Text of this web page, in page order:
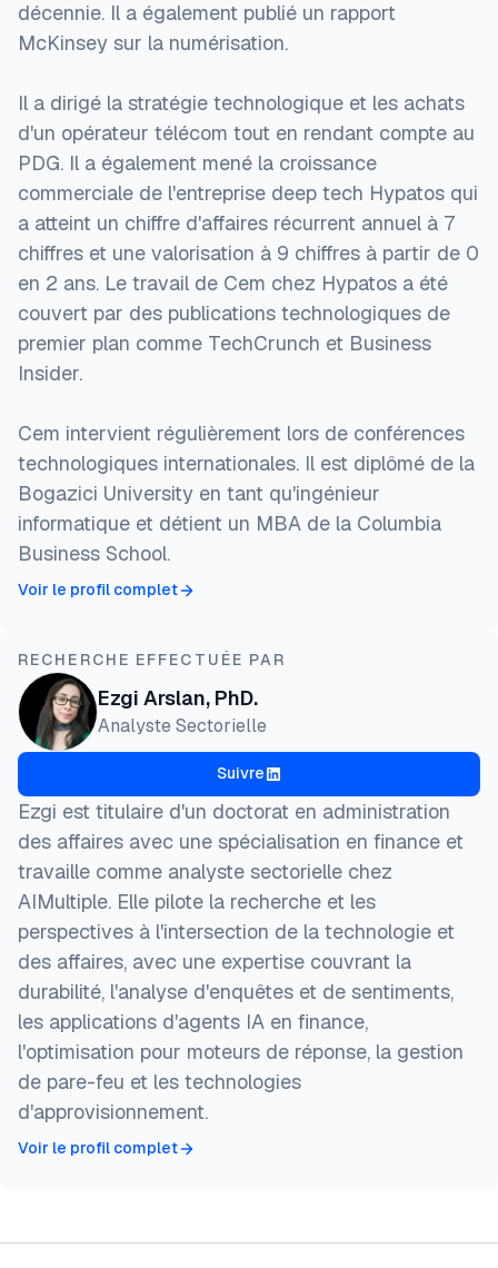
décennie. Il a également publié un rapport
McKinsey sur la numérisation.
Il a dirigé la stratégie technologique et les achats
d'un opérateur télécom tout en rendant compte au
PDG. Il a également mené la croissance
commerciale de l'entreprise deep tech Hypatos qui
a atteint un chiffre d'affaires récurrent annuel à 7
chiffres et une valorisation à 9 chiffres à partir de 0
en 2 ans. Le travail de Cem chez Hypatos a été
couvert par des publications technologiques de
premier plan comme TechCrunch et Business
Insider.
Cem intervient régulièrement lors de conférences
technologiques internationales. Il est diplômé de la
Bogazici University en tant qu'ingénieur
informatique et détient un MBA de la Columbia
Business School.
Voir le profil complet
RECHERCHE EFFECTUÉE PAR
Ezgi Arslan, PhD.
Analyste Sectorielle
Suivre
Ezgi est titulaire d'un doctorat en administration
des affaires avec une spécialisation en finance et
travaille comme analyste sectorielle chez
AIMultiple. Elle pilote la recherche et les
perspectives à l'intersection de la technologie et
des affaires, avec une expertise couvrant la
durabilité, l'analyse d'enquêtes et de sentiments,
les applications d'agents IA en finance,
l'optimisation pour moteurs de réponse, la gestion
de pare-feu et les technologies
d'approvisionnement.
Voir le profil complet